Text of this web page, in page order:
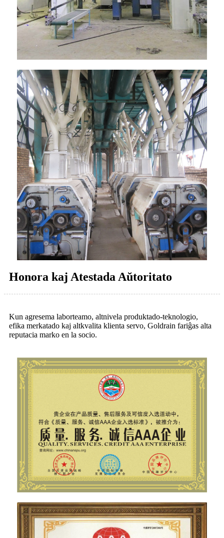
Honora kaj Atestada Aŭtoritato
Kun agresema laborteamo, altnivela produktado-teknologio,
efika merkatado kaj altkvalita klienta servo, Goldrain fariĝas alta
reputacia marko en la socio.